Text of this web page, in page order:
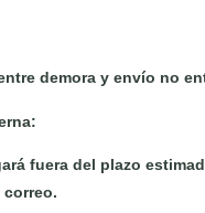
demora y envío no
fuera del plazo